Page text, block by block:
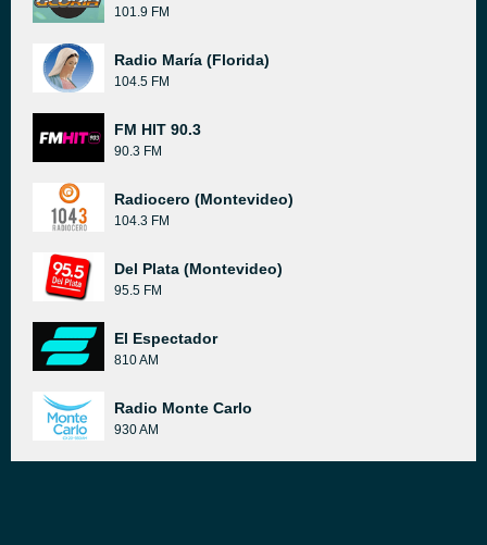
101.9 FM
Radio María (Florida)
104.5 FM
FM HIT 90.3
90.3 FM
Radiocero (Montevideo)
104.3 FM
Del Plata (Montevideo)
95.5 FM
El Espectador
810 AM
Radio Monte Carlo
930 AM